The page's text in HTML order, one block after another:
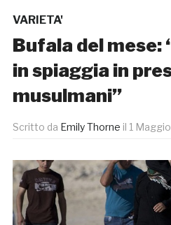
VARIETA'
Bufala del
in spiaggia in
musulmani”
Scritto da Emily Thorne il 1